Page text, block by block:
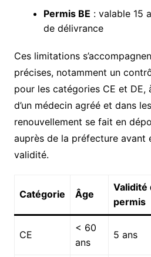
Permis BE : valable 15
de délivrance
Ces limitations
précises, notamment un
pour les catégories CE et DE,
d’un médecin agréé et dans
renouvellement se fait en
auprès de la préfecture avant
validité.
Catégorie Âge
Validité
permis
CE
< 60
ans
5 ans